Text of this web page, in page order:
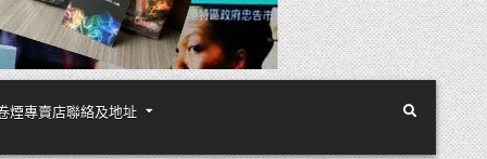
卷煙專賣店聯絡及地址